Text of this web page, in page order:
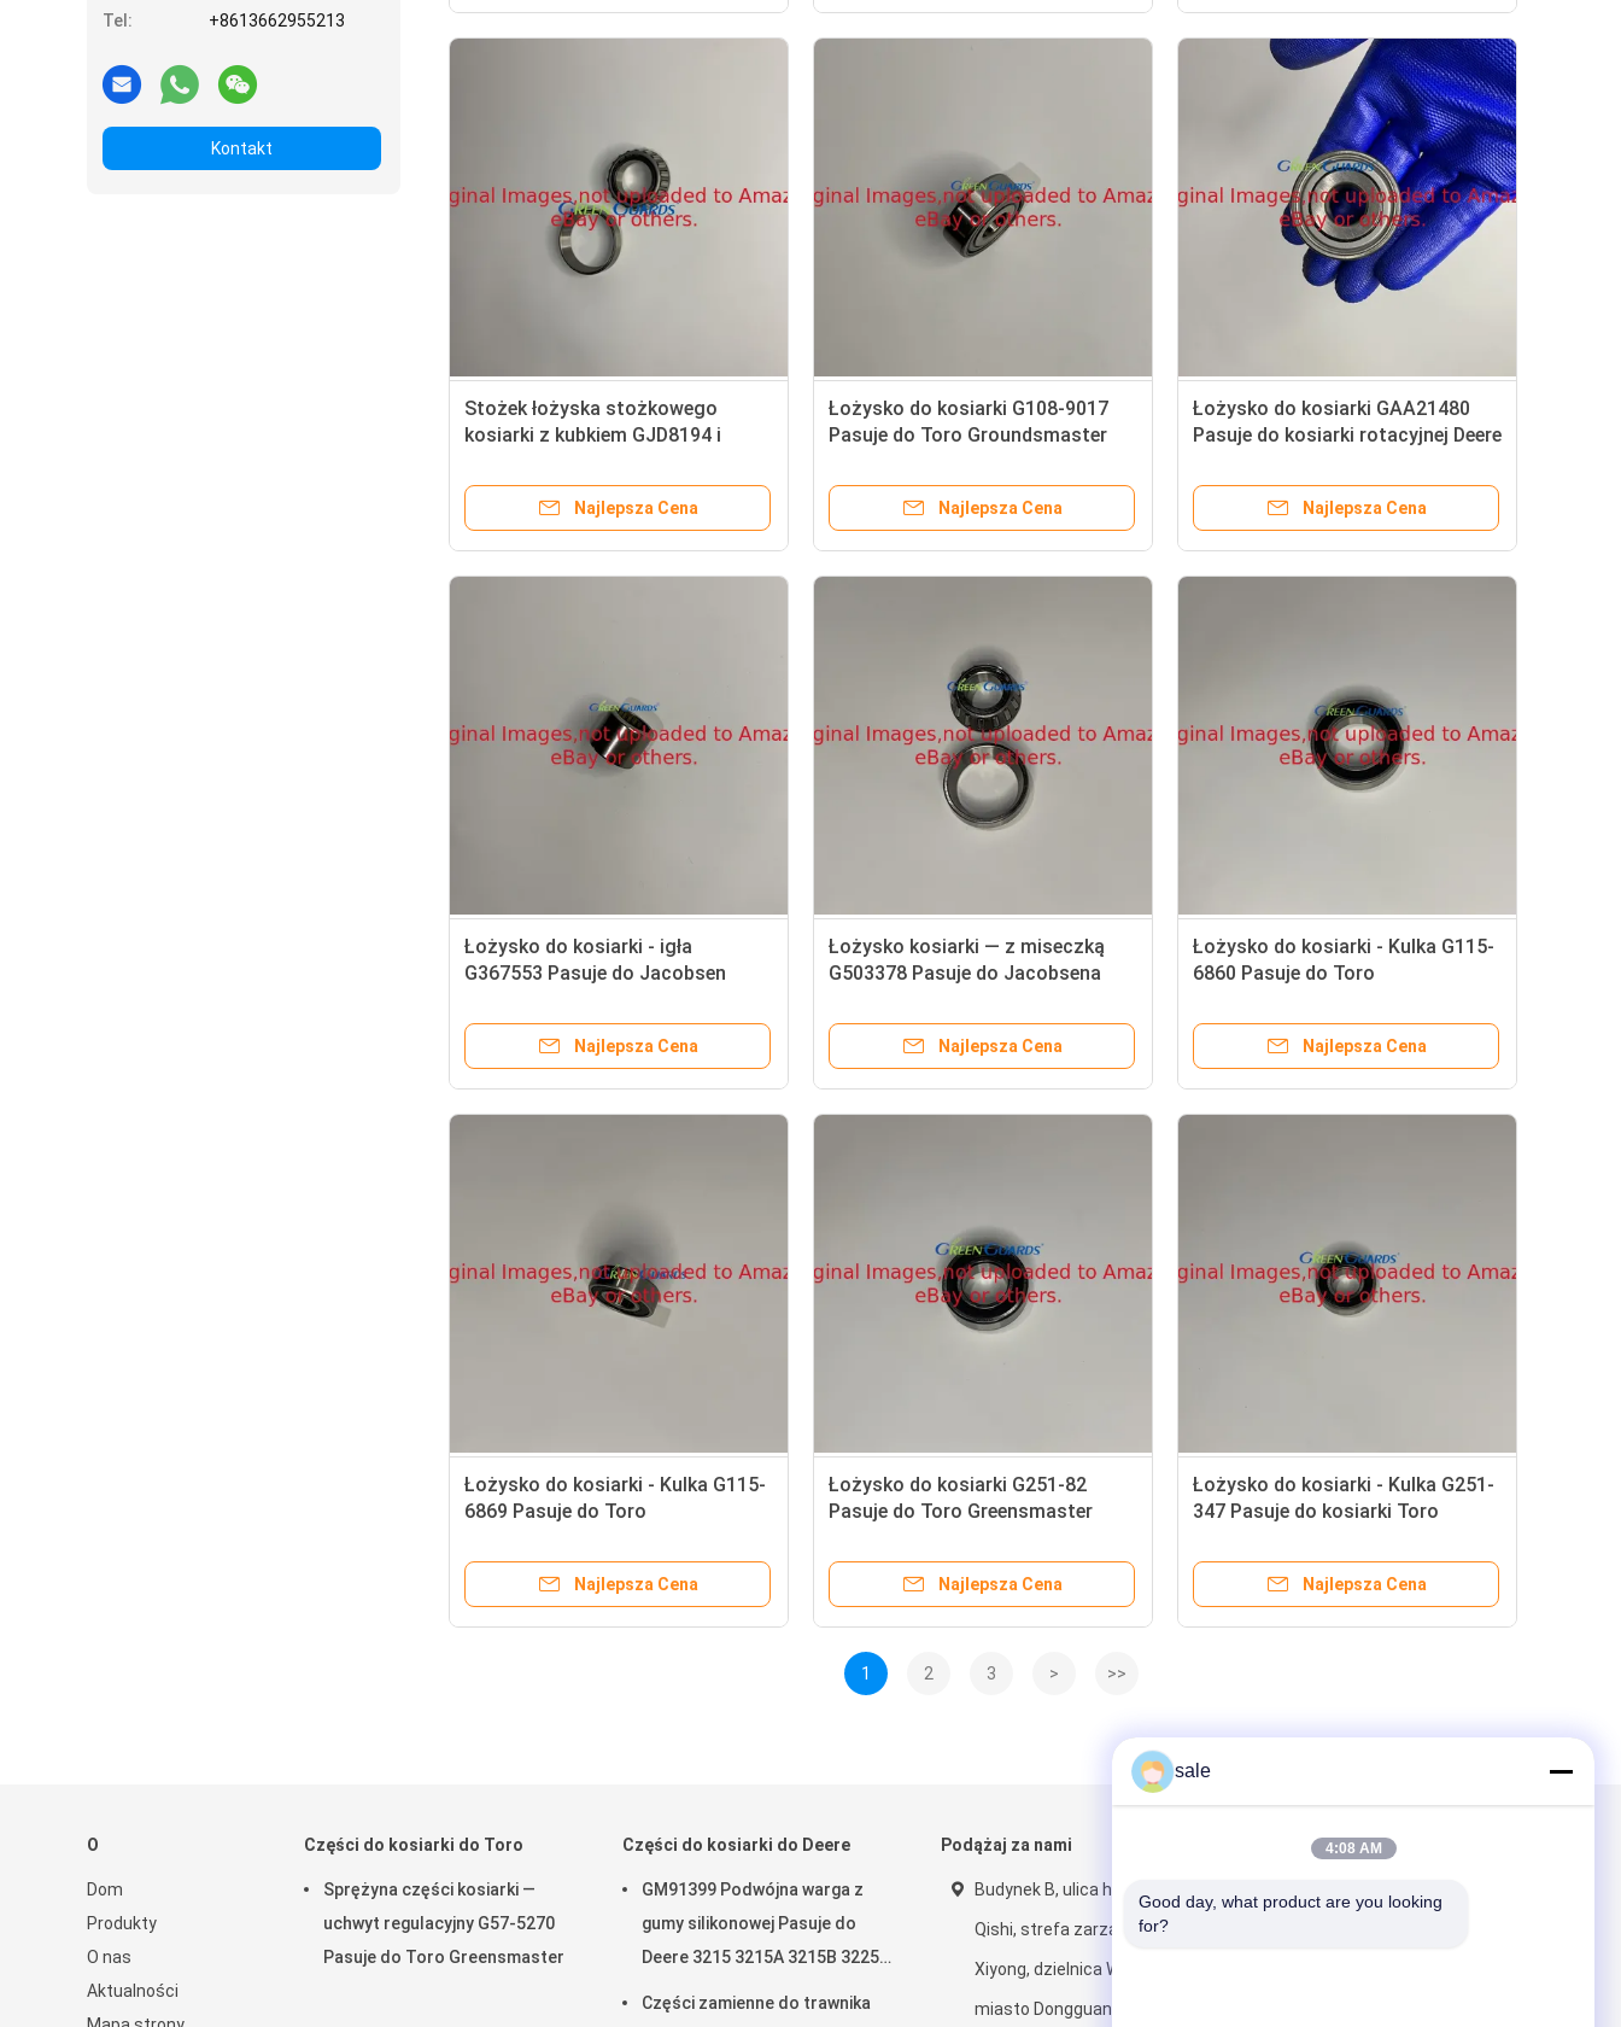
Tel:
+8613662955213
Kontakt
Stożek łożyska stożkowego
kosiarki z kubkiem GJD8194 i
rotacyjnej Deere
Najlepsza Cena
Łożysko do kosiarki G108-9017
Pasuje do Toro Groundsmaster
Najlepsza Cena
Łożysko do kosiarki GAA21480
Pasuje do kosiarki rotacyjnej Deere
Najlepsza Cena
Łożysko do kosiarki - igła
G367553 Pasuje do Jacobsen
Najlepsza Cena
Łożysko kosiarki — z miseczką
G503378 Pasuje do Jacobsena
Najlepsza Cena
Łożysko do kosiarki - Kulka G115-
6860 Pasuje do Toro
Najlepsza Cena
Łożysko do kosiarki - Kulka G115-
6869 Pasuje do Toro
Najlepsza Cena
Łożysko do kosiarki G251-82
Pasuje do Toro Greensmaster
Najlepsza Cena
Łożysko do kosiarki - Kulka G251-
347 Pasuje do kosiarki Toro
Najlepsza Cena
1 2 3 > >>
O
Dom
Produkty
O nas
Aktualności
Części do kosiarki do Toro
Sprężyna części kosiarki —
uchwyt regulacyjny G57-5270
Pasuje do Toro Greensmaster
Części do kosiarki do Deere
GM91399 Podwójna warga z
gumy silikonowej Pasuje do
Deere 3215 3215A 3215B 3225B
Części zamienne do trawnika
Podążaj za nami
Budynek B, ulica handlowa
Qishi, strefa zarządzania
Xiyong, dzielnica Wanjiang,
miasto Dongguan
Napisz do nas
sale
4:08 AM
Good day, what product are you looking
for?